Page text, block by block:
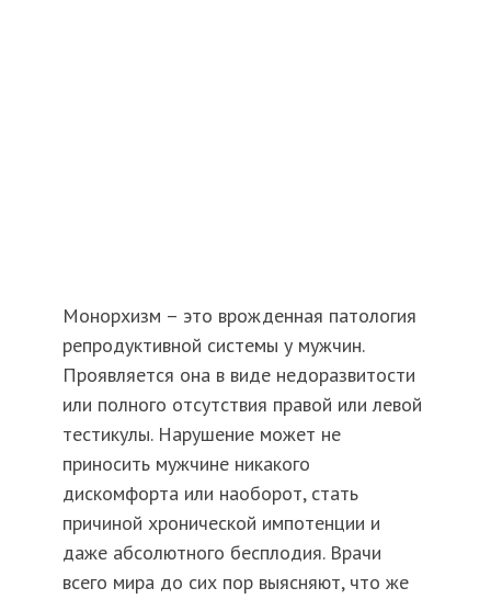
Монорхизм – это врожденная патология
репродуктивной системы у мужчин.
Проявляется она в виде недоразвитости
или полного отсутствия правой или левой
тестикулы. Нарушение может не
приносить мужчине никакого
дискомфорта или наоборот, стать
причиной хронической импотенции и
даже абсолютного бесплодия. Врачи
всего мира до сих пор выясняют, что же